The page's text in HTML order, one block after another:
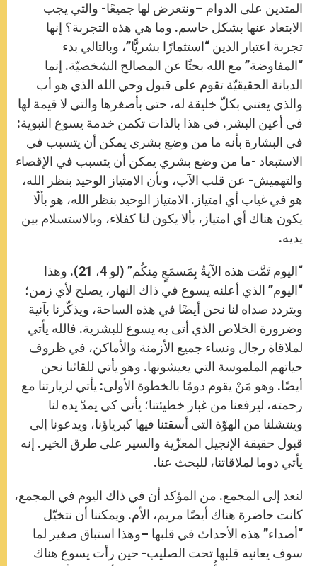
المتدين على الدوام –ونتعرض لها جميعًا- والتي يجب
الابتعاد عنها بشكل حاسم. وما هي هذه التجربة؟ إنها
تجربة اعتبار الدين “استثمارًا بشريًّا”، وبالتالي بدء
“المفاوضة” مع الله بحثًا عن المصالح الشخصيّة. إنما
الديانة الحقيقيّة تقوم على قبول وحي الله الذي هو أب
والذي يعتني بكلّ خليقة له، حتى بأصغرها والتي لا قيمة لها
في أعين البشر. في هذا بالذات تكمن خدمة يسوع النبوية:
في البشارة بأنه ما من وضع بشري يمكن أن يتسبب في
الاستبعاد -ما من وضع بشري يمكن أن يتسبب في الإقصاء
والتهميش- عن قلب الآب، وبأن الامتياز الوحيد بنظر الله،
هو في غياب أي امتياز. الامتياز الوحيد بنظر الله، هو بألّا
يكون هناك أي امتياز، بألا يكون لنا كفلاء، وبالاستسلام بين
يديه.
“اليوم تَمَّت هذه الآيةُ بِمَسمَعٍ مِنكُم” (لو 4، 21). وهذا
“اليوم” الذي أعلنه يسوع في ذاك النهار، يصلح لأي زمن؛
ويتردد صداه لنا نحن أيضًا في هذه الساحة، ويذكّرنا بآنية
وضرورة الخلاص الذي أتى به يسوع للبشرية. فالله يأتي
لملاقاة رجال ونساء جميع الأزمنة والأماكن، في ظروف
حياتهم الملموسة التي يعيشونها. وهو يأتي للقائنا نحن
أيضًا. وهو مَنْ يقوم دومًا بالخطوة الأولى: يأتي لزيارتنا مع
رحمته، ليرفعنا من غبار خطيئتنا؛ يأتي كي يمدّ يده لنا
وينتشلنا من الهوّة التي أسقتنا فيها كبرياؤنا، ويدعونا إلى
قبول حقيقة الإنجيل المعزّية والسير على طرق الخير. إنه
يأتي دوما لملاقاتنا، للبحث عنا.
لنعد إلى المجمع. من المؤكد أن في ذاك اليوم في المجمع،
كانت حاضرة هناك أيضًا مريم، الأم. ويمكننا أن نتخيّل
“أصداء” هذه الأحداث في قلبها –وهذا استباق صغير لما
سوف يعانيه قلبها تحت الصليب- حين رأت يسوع هناك